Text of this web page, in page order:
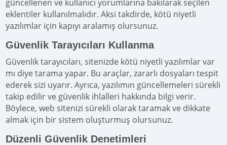
güncellenen ve kullanıcı yorumlarına bakılarak seçilen
eklentiler kullanılmalıdır. Aksi takdirde, kötü niyetli
yazılımlar için kapıyı aralamış olursunuz.
Güvenlik Tarayıcıları Kullanma
Güvenlik tarayıcıları, sitenizde kötü niyetli yazılımlar var
mı diye tarama yapar. Bu araçlar, zararlı dosyaları tespit
ederek sizi uyarır. Ayrıca, yazılımın güncellemeleri sürekli
takip edilir ve güvenlik ihlalleri hakkında bilgi verir.
Böylece, web sitenizi sürekli olarak taramak ve dikkate
almak için bir sistem oluşturmuş olursunuz.
Düzenli Güvenlik Denetimleri